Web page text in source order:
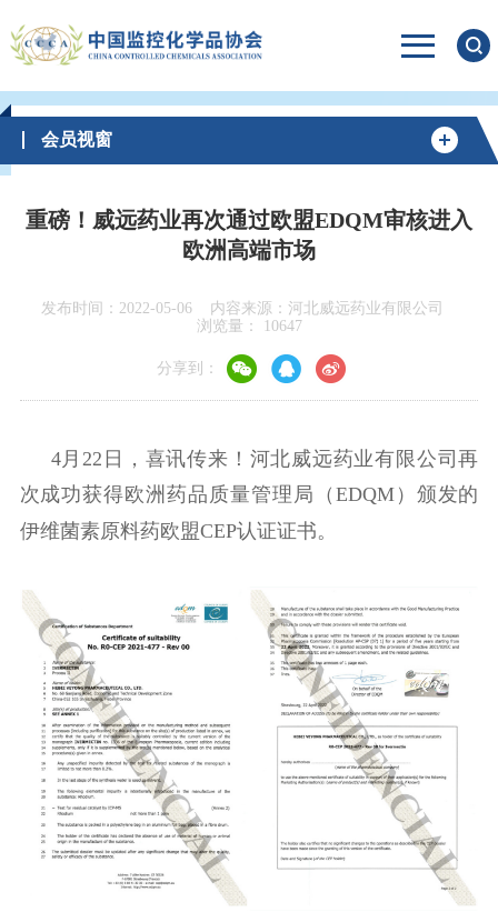
会员视窗
重磅！威远药业再次通过欧盟EDQM审核进入
欧洲高端市场
发布时间：2022-05-06
内容来源：河北威远药业有限公司
浏览量：
10647
分享到：
4月22日，喜讯传来！河北威远药业有限公司再
次成功获得欧洲药品质量管理局（EDQM）颁发的
伊维菌素原料药欧盟CEP认证证书。